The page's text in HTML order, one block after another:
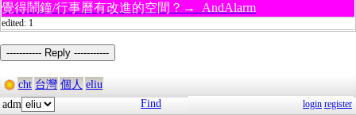
覺得鬧鐘/行事曆有改進的空間？→ AndAlarm
edited: 1
----------- Reply -----------
cht 台灣 個人 eliu
adm
Find login register